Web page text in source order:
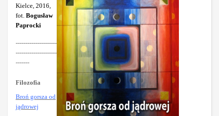
Kielce, 2016,
fot. Bogusław
Paprocki
---------------------
---------------------
-------
Filozofia
Broń gorsza od
jądrowej